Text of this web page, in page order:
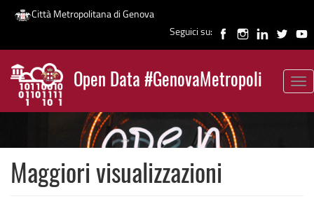
Salta
contenuto
principale
Città Metropolitana di Genova
Seguici su:
Open Data #GenovaMetropoli
News
Maggiori visualizzazioni